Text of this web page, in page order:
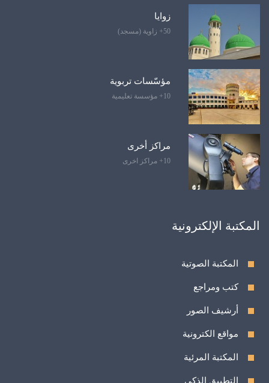
زوايا
50+ زاوية (مسجد)
مؤسّسات تربوية
10+ مؤسسة تعليمية
مراكز أخرى
10+ مراكز اخرى
المكتبة الإلكترونية
المكتبة الصوتية
كتب ومراجع
أرشيف الصور
مواقع الكترونية
المكتبة المرئية
التطبيق الذكي